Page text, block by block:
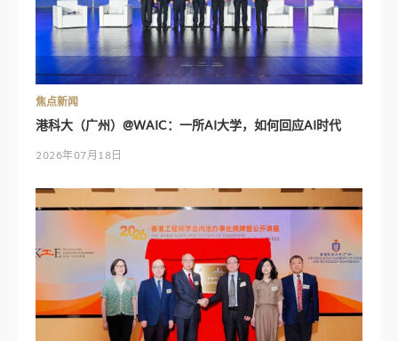
焦点新闻
港科大（广州）@WAIC：一所AI大学，如何回应AI时代
2026年07月18日